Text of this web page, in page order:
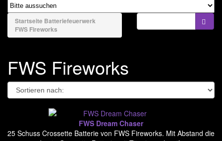
Bengale & Rauch
Bühnenfeuerwerk
El Gato
Funke - Argento
FWS Fireworks
Startseite Batteriefeuerwerk
FWS Fireworks
FWS Fireworks
FWS Dream Chaser
25 Schuss Crossette Batterie von FWS Fireworks. Mit Abstand die